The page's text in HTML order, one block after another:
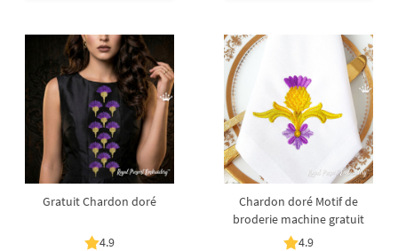
Gratuit Chardon doré
4.9
Chardon doré Motif de
broderie machine gratuit
4.9